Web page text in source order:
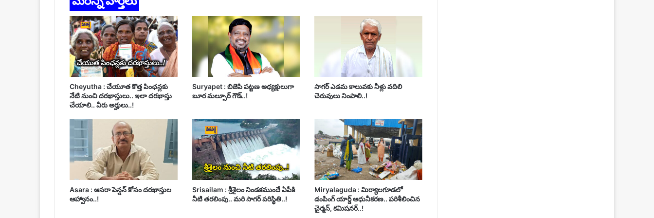
Cheyutha : చేయూత కొత్త పింఛన్లకు
నేటి నుంచి దరఖాస్తులు.. ఇలా దరఖాస్తు
చేయాలి.. వీరు అర్హులు..!
Suryapet : బిజెపి పట్టణ అధ్యక్షులుగా
బూర మల్సూర్ గౌడ్..!
సాగర్ ఎడమ కాలువకు నీళ్లు వదిలి
చెరువులు నింపాలి..!
Asara : ఆసరా పెన్షన్ కోసం దరఖాస్తుల
ఆహ్వానం..!
Srisailam : శ్రీశైలం నిండకముందే ఏపీకి
నీటి తరలింపు.. మరి సాగర్ పరిస్థితి..!
Miryalaguda : మిర్యాలగూడలో
డంపింగ్ యార్డ్ ఆధునీకరణ.. పరిశీలించిన
చైర్మన్, కమిషనర్..!